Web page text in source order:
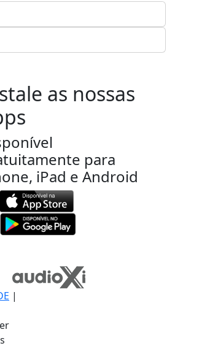
as nossas
para
iPad e Android
|